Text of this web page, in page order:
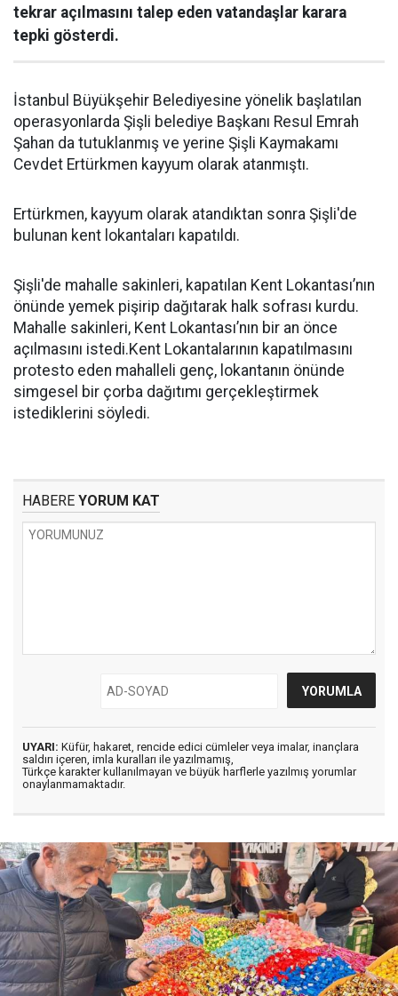
tekrar açılmasını talep eden vatandaşlar karara
tepki gösterdi.
İstanbul Büyükşehir Belediyesine yönelik başlatılan
operasyonlarda Şişli belediye Başkanı Resul Emrah
Şahan da tutuklanmış ve yerine Şişli Kaymakamı
Cevdet Ertürkmen kayyum olarak atanmıştı.
Ertürkmen, kayyum olarak atandıktan sonra Şişli'de
bulunan kent lokantaları kapatıldı.
Şişli'de mahalle sakinleri, kapatılan Kent Lokantası’nın
önünde yemek pişirip dağıtarak halk sofrası kurdu.
Mahalle sakinleri, Kent Lokantası’nın bir an önce
açılmasını istedi.Kent Lokantalarının kapatılmasını
protesto eden mahalleli genç, lokantanın önünde
simgesel bir çorba dağıtımı gerçekleştirmek
istediklerini söyledi.
HABERE YORUM KAT
UYARI: Küfür, hakaret, rencide edici cümleler veya imalar, inançlara
saldırı içeren, imla kuralları ile yazılmamış,
Türkçe karakter kullanılmayan ve büyük harflerle yazılmış yorumlar
onaylanmamaktadır.